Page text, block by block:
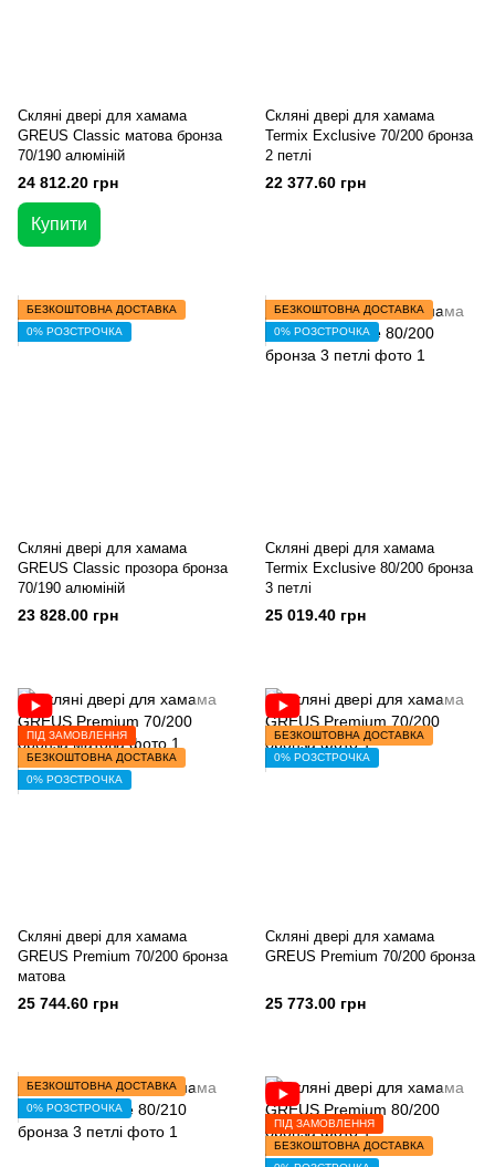
Скляні двері для хамама
GREUS Classic матова бронза
70/190 алюміній
24 812.20 грн
Купити
Скляні двері для хамама
Termix Exclusive 70/200 бронза
2 петлі
22 377.60 грн
БЕЗКОШТОВНА ДОСТАВКА
0% РОЗСТРОЧКА
Скляні двері для хамама
GREUS Classic прозора бронза
70/190 алюміній
23 828.00 грн
БЕЗКОШТОВНА ДОСТАВКА
0% РОЗСТРОЧКА
Скляні двері для хамама
Termix Exclusive 80/200 бронза
3 петлі
25 019.40 грн
ПІД ЗАМОВЛЕННЯ
БЕЗКОШТОВНА ДОСТАВКА
0% РОЗСТРОЧКА
Скляні двері для хамама
GREUS Premium 70/200 бронза
матова
25 744.60 грн
БЕЗКОШТОВНА ДОСТАВКА
0% РОЗСТРОЧКА
Скляні двері для хамама
GREUS Premium 70/200 бронза
25 773.00 грн
БЕЗКОШТОВНА ДОСТАВКА
0% РОЗСТРОЧКА
ПІД ЗАМОВЛЕННЯ
БЕЗКОШТОВНА ДОСТАВКА